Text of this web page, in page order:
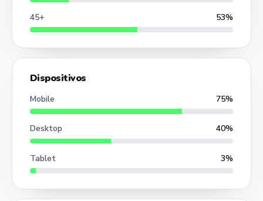
45+ 53%
Dispositivos
Mobile 75%
Desktop 40%
Tablet 3%